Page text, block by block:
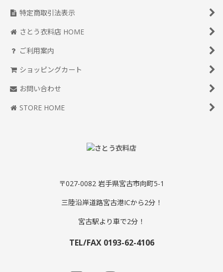
特定商取引法表示
さとう衣料店 HOME
ご利用案内
ショッピングカート
お問い合わせ
STORE HOME
〒027-0082 岩手県宮古市向町5-1
三陸沿岸道路宮古港ICから2分！
宮古駅より車で2分！
TEL/FAX 0193-62-4106